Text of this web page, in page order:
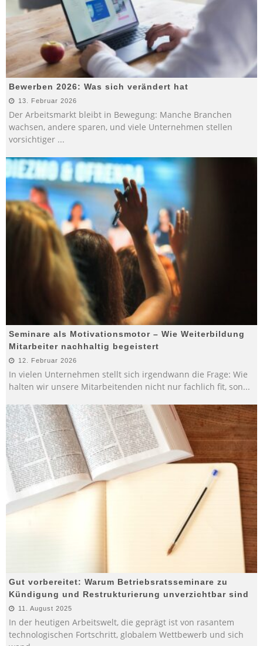
Bewerben 2026: Was sich verändert hat
13. Februar 2026
Der Arbeitsmarkt bleibt in Bewegung: Manche Branchen
wachsen, andere sparen, und viele Unternehmen stellen
vorsichtiger ...
Seminare als Motivationsmotor – Wie Weiterbildung
Mitarbeiter nachhaltig begeistert
12. Februar 2026
In vielen Unternehmen stellt sich irgendwann die Frage: Wie
halten wir unsere Mitarbeitenden nicht nur fachlich fit, son...
Gut vorbereitet: Warum Betriebsratsseminare zu
Kündigung und Restrukturierung unverzichtbar sind
11. August 2025
In der heutigen Arbeitswelt, die geprägt ist von rasantem
technologischen Fortschritt, globalem Wettbewerb und sich